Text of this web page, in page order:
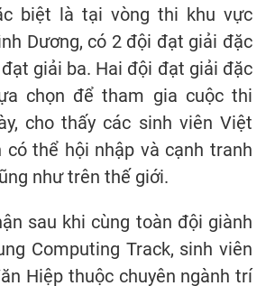
biệt là tại vòng thi khu vực
Dương, có 2 đội đạt giải đặc
giải ba. Hai đội đạt giải đặc
chọn để tham gia cuộc thi
cho thấy các sinh viên Việt
có thể hội nhập và cạnh tranh
như trên thế giới.
sau khi cùng toàn đội giành
Computing Track, sinh viên
Hiệp thuộc chuyên ngành trí